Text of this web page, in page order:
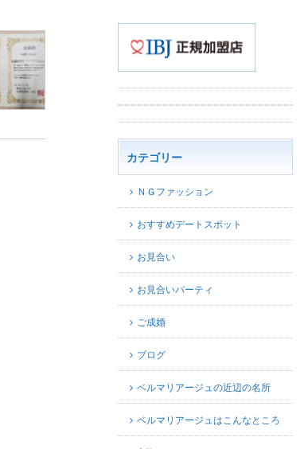
カテゴリー
ＮＧファッション
おすすめデートスポット
お見合い
お見合いパーティ
ご成婚
ブログ
ベルマリアージュの近辺の名所
ベルマリアージュはこんなところ